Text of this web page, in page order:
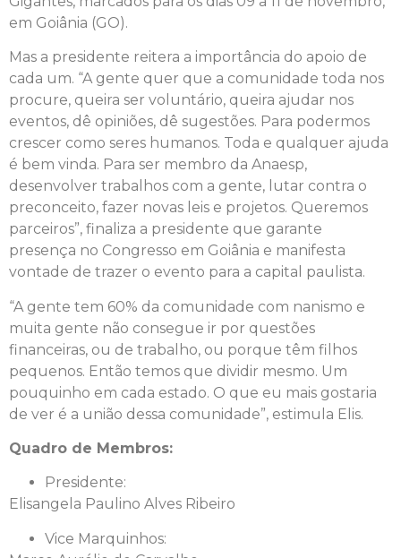
em Goiânia (GO).
Mas a presidente reitera a importância do apoio de
cada um. “A gente quer que a comunidade toda nos
procure, queira ser voluntário, queira ajudar nos
eventos, dê opiniões, dê sugestões. Para podermos
crescer como seres humanos. Toda e qualquer ajuda
é bem vinda. Para ser membro da Anaesp,
desenvolver trabalhos com a gente, lutar contra o
preconceito, fazer novas leis e projetos. Queremos
parceiros”, finaliza a presidente que garante
presença no Congresso em Goiânia e manifesta
vontade de trazer o evento para a capital paulista.
“A gente tem 60% da comunidade com nanismo e
muita gente não consegue ir por questões
financeiras, ou de trabalho, ou porque têm filhos
pequenos. Então temos que dividir mesmo. Um
pouquinho em cada estado. O que eu mais gostaria
de ver é a união dessa comunidade”, estimula Elis.
Quadro de Membros:
Presidente:
Elisangela Paulino Alves Ribeiro
Vice Marquinhos: